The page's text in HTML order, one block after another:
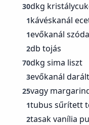
30dkg
1kávéskanál
1evőkanál
2db tojás
70dkg sima liszt
3evőkanál
25vagy
1tubus sűrített
2tasak vanília